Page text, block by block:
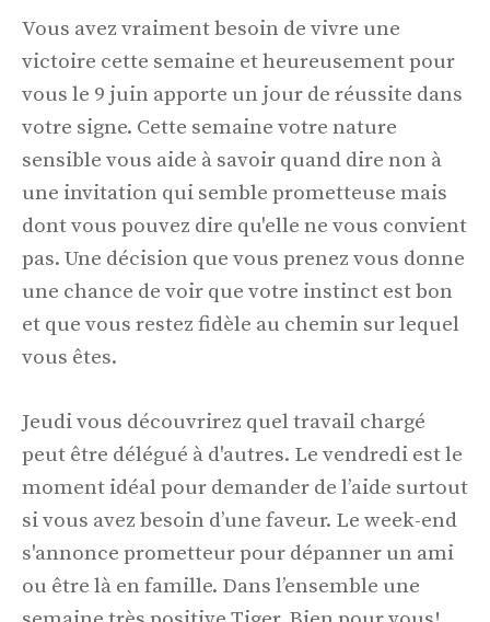
Vous avez vraiment besoin de vivre une
victoire cette semaine et heureusement pour
vous le 9 juin apporte un jour de réussite dans
votre signe. Cette semaine votre nature
sensible vous aide à savoir quand dire non à
une invitation qui semble prometteuse mais
dont vous pouvez dire qu'elle ne vous convient
pas. Une décision que vous prenez vous donne
une chance de voir que votre instinct est bon
et que vous restez fidèle au chemin sur lequel
vous êtes.
Jeudi vous découvrirez quel travail chargé
peut être délégué à d'autres. Le vendredi est le
moment idéal pour demander de l’aide surtout
si vous avez besoin d’une faveur. Le week-end
s'annonce prometteur pour dépanner un ami
ou être là en famille. Dans l’ensemble une